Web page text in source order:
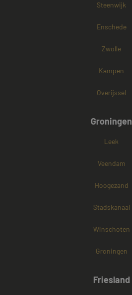
Steenwijk
Enschede
Zwolle
Kampen
Overijssel
Groningen
Leek
Veendam
Hoogezand
Stadskanaal
Winschoten
Groningen
Friesland